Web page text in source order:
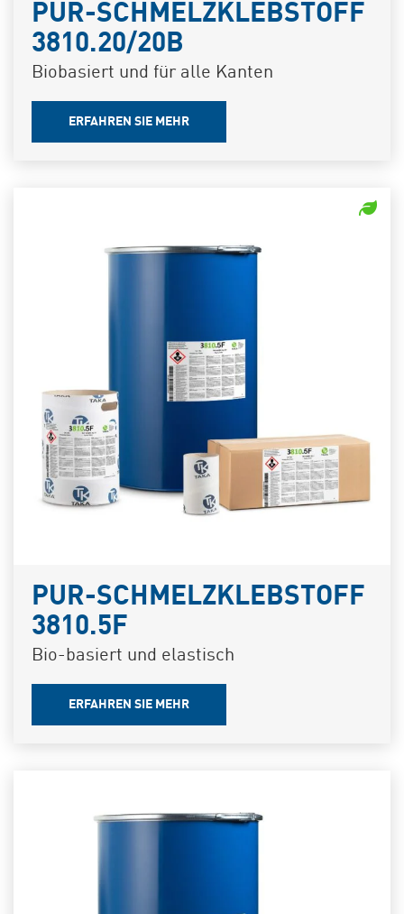
PUR-SCHMELZKLEBSTOFF
3810.20/20B
Biobasiert und für alle Kanten
ERFAHREN SIE MEHR
PUR-SCHMELZKLEBSTOFF
3810.5F
Bio-basiert und elastisch
ERFAHREN SIE MEHR